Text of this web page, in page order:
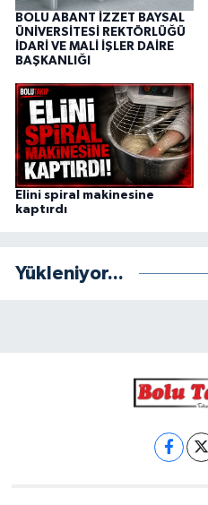
BOLU ABANT İZZET BAYSAL
ÜNİVERSİTESİ REKTÖRLÜĞÜ
İDARİ VE MALİ İŞLER DAİRE
BAŞKANLIĞI
Elini spiral makinesine
kaptırdı
Yükleniyor...